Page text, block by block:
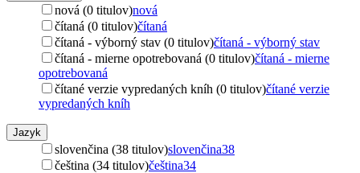
nová (0 titulov)nová
čítaná (0 titulov)čítaná
čítaná - výborný stav (0 titulov)čítaná - výborný stav
čítaná - mierne opotrebovaná (0 titulov)čítaná - mierne
opotrebovaná
čítané verzie vypredaných kníh (0 titulov)čítané verzie
vypredaných kníh
Jazyk
slovenčina (38 titulov)slovenčina38
čeština (34 titulov)čeština34